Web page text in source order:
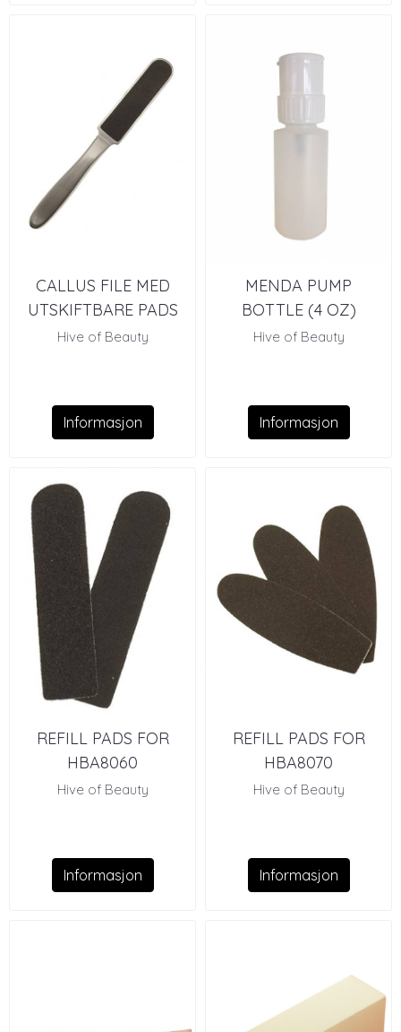
CALLUS FILE MED
UTSKIFTBARE PADS
Hive of Beauty
Informasjon
MENDA PUMP
BOTTLE (4 OZ)
Hive of Beauty
Informasjon
REFILL PADS FOR
HBA8060
Hive of Beauty
Informasjon
REFILL PADS FOR
HBA8070
Hive of Beauty
Informasjon